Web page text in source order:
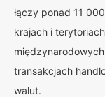
łączy ponad 11
krajach i
transakcjach
walut.